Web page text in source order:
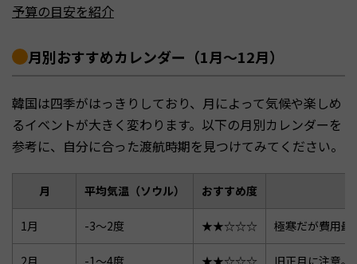
予算の目安を紹介
月別おすすめカレンダー（1月〜12月）
韓国は四季がはっきりしており、月によって気候や楽しめ
るイベントが大きく変わります。以下の月別カレンダーを
参考に、自分に合った渡航時期を見つけてみてください。
月 平均気温（ソウル） おすすめ度
1月 -3〜2度 ★★☆☆☆ 極寒だが費用最
2月 -1〜4度 ★★☆☆☆ 旧正月に注意